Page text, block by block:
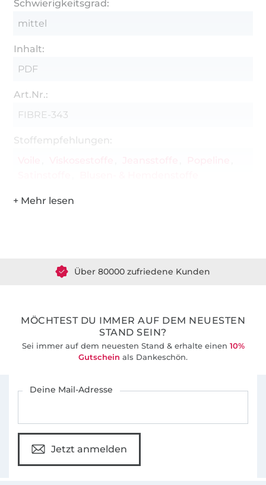
Schwierigkeitsgrad:
mittel
Inhalt:
PDF
Art.Nr.:
FIBRE-343
Stoffempfehlungen:
MÖCHTEST DU IMMER AUF DEM NEUESTEN
STAND SEIN?
Sei immer auf dem neuesten Stand & erhalte einen 10%
Gutschein als Dankeschön.
Deine Mail-Adresse
Jetzt anmelden